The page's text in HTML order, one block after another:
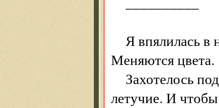
Я впялилась в
Меняются цвета.
Захотелось
летучие. И чтобы